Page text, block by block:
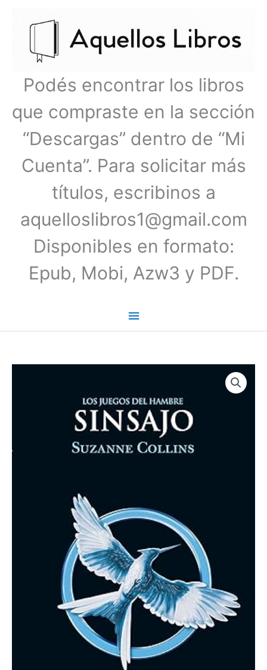
Podés encontrar los libros
que compraste en la sección
“Descargas” dentro de “Mi
Cuenta”. Para solicitar más
títulos, escribinos a
aquelloslibros1@gmail.com
Disponibles en formato:
Epub, Mobi, Azw3 y PDF.
principal
-